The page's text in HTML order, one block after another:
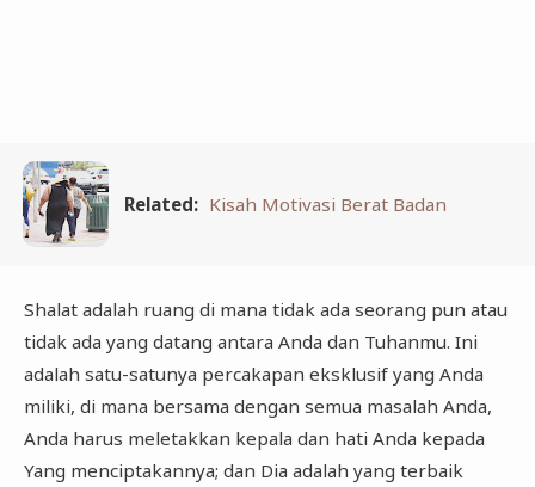
Related: Kisah Motivasi Berat Badan
Shalat adalah ruang di mana tidak ada seorang pun atau
tidak ada yang datang antara Anda dan Tuhanmu. Ini
adalah satu-satunya percakapan eksklusif yang Anda
miliki, di mana bersama dengan semua masalah Anda,
Anda harus meletakkan kepala dan hati Anda kepada
Yang menciptakannya; dan Dia adalah yang terbaik